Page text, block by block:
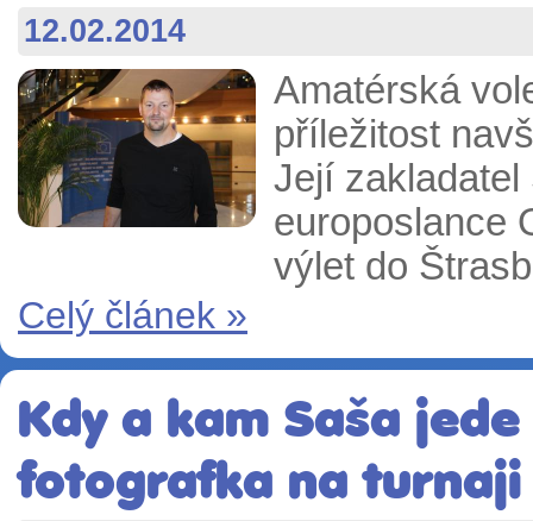
12.02.2014
Amatérská
příležitost
Její zakladatel
europoslance
výlet do
Celý článek »
Kdy a kam Saša
fotografka na turnaji